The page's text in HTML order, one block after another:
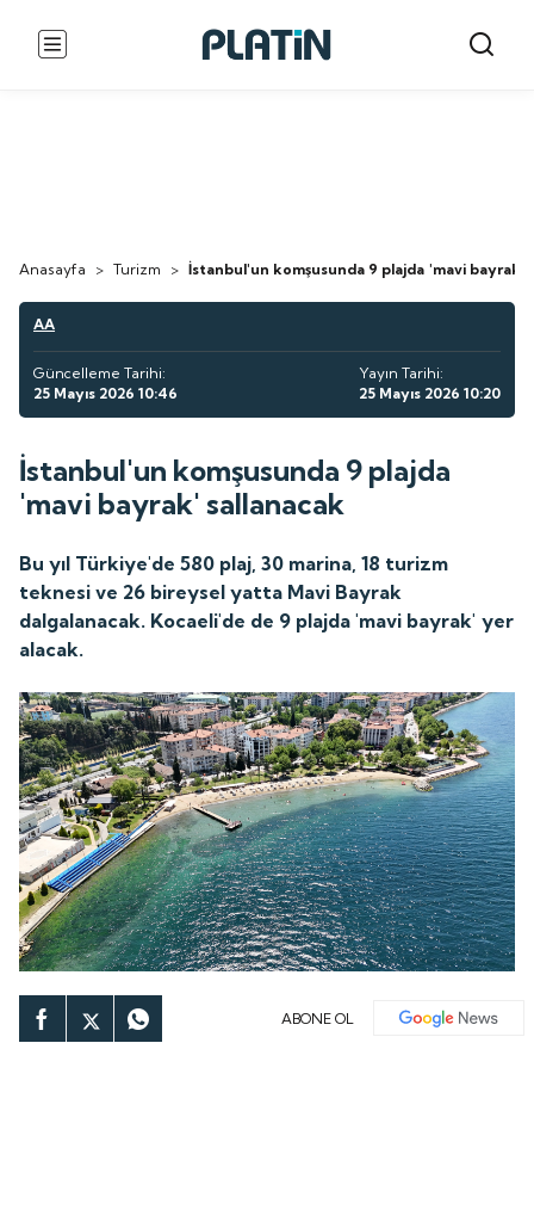
Anasayfa > Turizm > İstanbul'un komşusunda 9 plajda 'mavi bayrak'
AA
Güncelleme Tarihi:
25 Mayıs 2026 10:46
Yayın Tarihi:
25 Mayıs 2026 10:20
İstanbul'un komşusunda 9 plajda
'mavi bayrak' sallanacak
Bu yıl Türkiye'de 580 plaj, 30 marina, 18 turizm
teknesi ve 26 bireysel yatta Mavi Bayrak
dalgalanacak. Kocaeli'de de 9 plajda 'mavi bayrak' yer
alacak.
ABONE OL